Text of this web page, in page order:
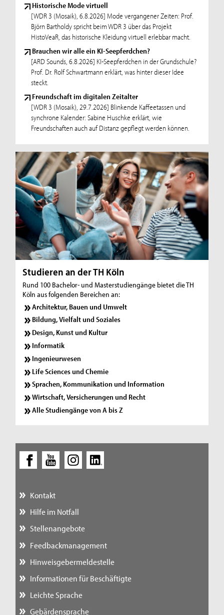
Historische Mode virtuell
[WDR 3 (Mosaik), 6.8.2026] Mode vergangener Zeiten: Prof.
Björn Bartholdy spricht beim WDR 3 über das Projekt
HistoVeaR, das historische Kleidung virtuell erlebbar macht.
Brauchen wir alle ein KI-Seepferdchen?
[ARD Sounds, 6.8.2026] KI-Seepferdchen in der Grundschule?
Prof. Dr. Rolf Schwartmann erklärt, was hinter dieser Idee
steckt.
Freundschaft im digitalen Zeitalter
[WDR 3 (Mosaik), 29.7.2026] Blinkende Kaffeetassen und
synchrone Kalender: Sabine Huschke erklärt, wie
Freundschaften auch auf Distanz gepflegt werden können.
Studieren an der TH Köln
Rund 100 Bachelor- und Masterstudiengänge bietet die TH
Köln aus folgenden Bereichen an:
Architektur, Bauen und Umwelt
Bildung, Vielfalt und Soziales
Design, Kunst und Kultur
Informatik
Ingenieurwesen
Life Sciences und Chemie
Sprachen, Kommunikation und Information
Wirtschaft, Versicherungen und Recht
Alle Studiengänge von A bis Z
Kontakt
Hilfe im Notfall
Stellenangebote
Feedbackmanagement
Hinweisgebermeldestelle
Informationen für Beschäftigte
Leichte Sprache
Gebärdensprache